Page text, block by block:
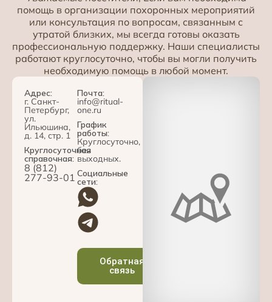
помощь в организации похоронных мероприятий
или консультация по вопросам, связанным с
утратой близких, мы всегда готовы оказать
профессиональную поддержку. Наши специалисты
работают круглосуточно, чтобы вы могли получить
необходимую помощь в любой момент.
Адрес:
г. Санкт-
Петербург,
ул.
Ильюшина,
д. 14, стр. 1
Круглосуточная
справочная:
8 (812)
277-93-01
Почта:
info@ritual-
one.ru
График
работы:
Круглосуточно,
без
выходных.
Социальные
сети:
Обратная
связь